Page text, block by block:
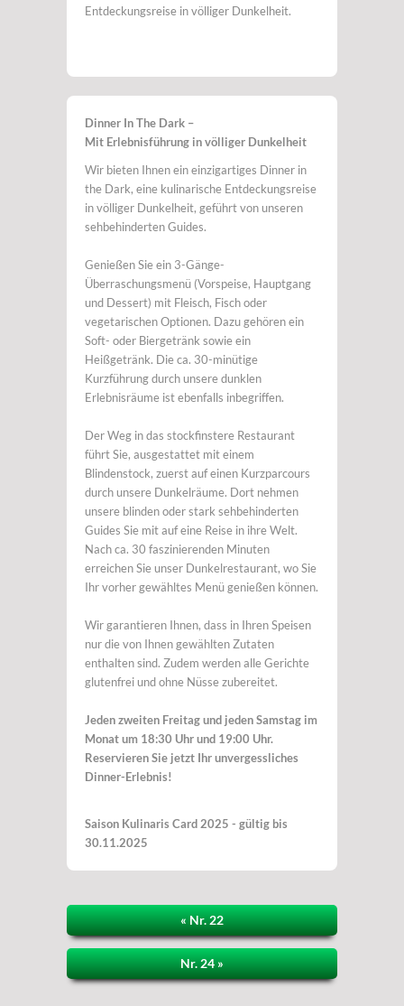
Entdeckungsreise in völliger Dunkelheit.
Dinner In The Dark –
Mit Erlebnisführung in völliger Dunkelheit
Wir bieten Ihnen ein einzigartiges Dinner in
the Dark, eine kulinarische Entdeckungsreise
in völliger Dunkelheit, geführt von unseren
sehbehinderten Guides.
Genießen Sie ein 3-Gänge-
Überraschungsmenü (Vorspeise, Hauptgang
und Dessert) mit Fleisch, Fisch oder
vegetarischen Optionen. Dazu gehören ein
Soft- oder Biergetränk sowie ein
Heißgetränk. Die ca. 30-minütige
Kurzführung durch unsere dunklen
Erlebnisräume ist ebenfalls inbegriffen.
Der Weg in das stockfinstere Restaurant
führt Sie, ausgestattet mit einem
Blindenstock, zuerst auf einen Kurzparcours
durch unsere Dunkelräume. Dort nehmen
unsere blinden oder stark sehbehinderten
Guides Sie mit auf eine Reise in ihre Welt.
Nach ca. 30 faszinierenden Minuten
erreichen Sie unser Dunkelrestaurant, wo Sie
Ihr vorher gewähltes Menü genießen können.
Wir garantieren Ihnen, dass in Ihren Speisen
nur die von Ihnen gewählten Zutaten
enthalten sind. Zudem werden alle Gerichte
glutenfrei und ohne Nüsse zubereitet.
Jeden zweiten Freitag und jeden Samstag im
Monat um 18:30 Uhr und 19:00 Uhr.
Reservieren Sie jetzt Ihr unvergessliches
Dinner-Erlebnis!
Saison Kulinaris Card 2025 - gültig bis
30.11.2025
« Nr. 22
Nr. 24 »